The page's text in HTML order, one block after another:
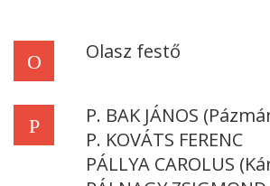
O Olasz festő
P
P. BAK JÁNOS
P. KOVÁTS FERENC
PÁLLYA CAROLUS